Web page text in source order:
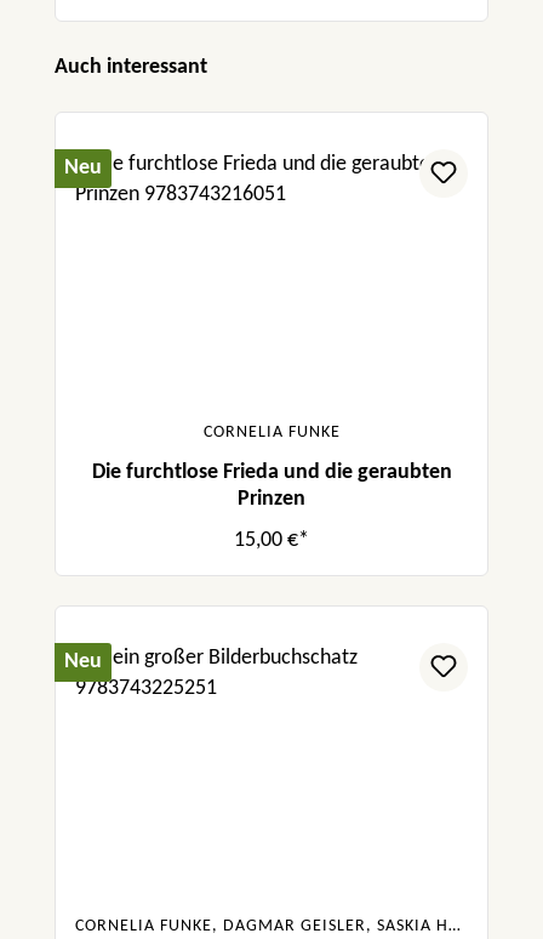
Produktgalerie überspringen
Auch interessant
Neu
CORNELIA FUNKE
Die furchtlose Frieda und die geraubten
Prinzen
15,00 €*
Neu
CORNELIA FUNKE, DAGMAR GEISLER, SASKIA HULA, JULIA BOEHME, URSULA POZNANSKI, SABINE BOHLMANN